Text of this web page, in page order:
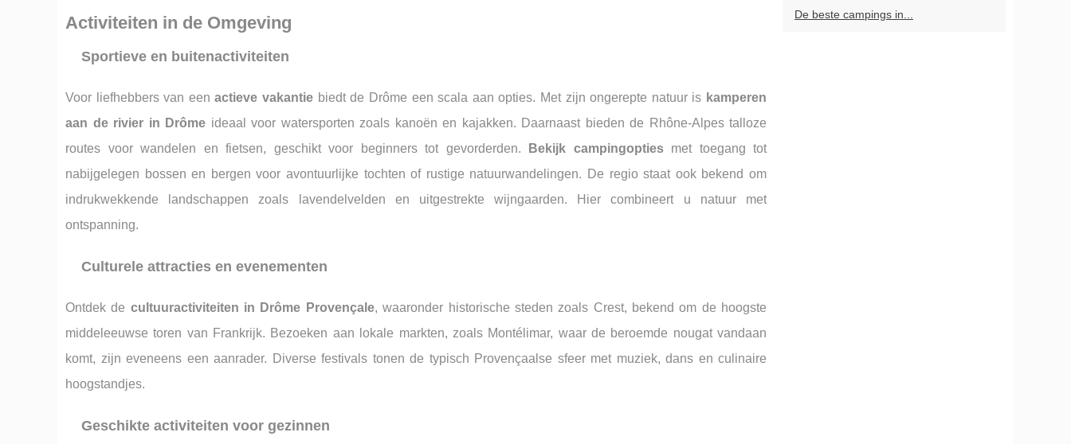
Activiteiten in de Omgeving
Sportieve en buitenactiviteiten
Voor liefhebbers van eenactieve vakantie biedt de Drôme een scala aan opties. Met zijn ongerepte natuur is kamperen
aan de rivier in Drôme ideaal voor watersporten zoals kanoën en kajakken. Daarnaast bieden de Rhône-Alpes talloze
routes voor wandelen en fietsen, geschikt voor beginners tot gevorderden.
Bekijk campingoptiesmet toegang tot
nabijgelegen bossen en bergen voor avontuurlijke tochten of rustige natuurwandelingen. De regio staat ook bekend om
indrukwekkende landschappen zoals lavendelvelden en uitgestrekte wijngaarden. Hier combineert u natuur met
ontspanning.
Culturele attracties en evenementen
Ontdek de cultuuractiviteiten in Drôme Provençale, waaronder historische steden zoals Crest, bekend om de hoogste
middeleeuwse toren van Frankrijk. Bezoeken aan lokale markten, zoals Montélimar, waar de beroemde nougat vandaan
komt, zijn eveneens een aanrader. Diverse festivals tonen de typisch Provençaalse sfeer met muziek, dans en culinaire
hoogstandjes.
Geschikte activiteiten voor gezinnen
De beste campings in...